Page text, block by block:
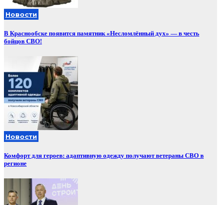
Новости
В Краснообске появится памятник «Несломлённый дух» — в честь
бойцов СВО!
Новости
Комфорт для героев: адаптивную одежду получают ветераны СВО в
регионе